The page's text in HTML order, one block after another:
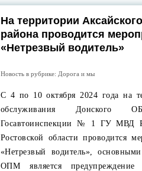
На территории Аксайского
района проводится
«Нетрезвый водитель»
Новость в рубрике: Дорога и мы
С 4 по 10 октября 2024 года на
обслуживания
Госавтоинспекции № 1 ГУ МВД
Ростовской области проводится
«Нетрезвый водитель»,
ОПМ является предупреждение